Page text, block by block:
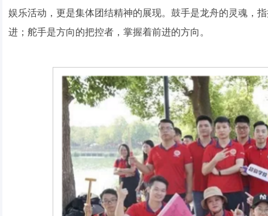
娱乐活动，更是集体团结精神的展现。鼓手是龙舟的灵魂，
进；舵手是方向的把控者，掌握着前进的方向。